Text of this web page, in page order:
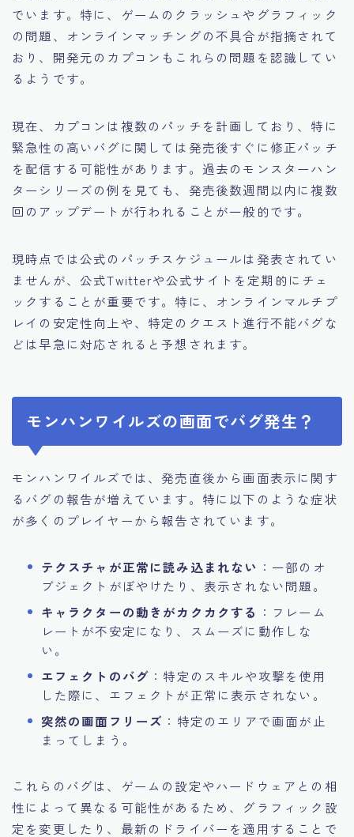
でいます。特に、ゲームのクラッシュやグラフィック
の問題、オンラインマッチングの不具合が指摘されて
おり、開発元のカプコンもこれらの問題を認識してい
るようです。
現在、カプコンは複数のパッチを計画しており、特に
緊急性の高いバグに関しては発売後すぐに修正パッチ
を配信する可能性があります。過去のモンスターハン
ターシリーズの例を見ても、発売後数週間以内に複数
回のアップデートが行われることが一般的です。
現時点では公式のパッチスケジュールは発表されてい
ませんが、公式Twitterや公式サイトを定期的にチェ
ックすることが重要です。特に、オンラインマルチプ
レイの安定性向上や、特定のクエスト進行不能バグな
どは早急に対応されると予想されます。
モンハンワイルズの画面でバグ発生？
モンハンワイルズでは、発売直後から画面表示に関す
るバグの報告が増えています。特に以下のような症状
が多くのプレイヤーから報告されています。
テクスチャが正常に読み込まれない ：一部のオ
ブジェクトがぼやけたり、表示されない問題。
キャラクターの動きがカクカクする ：フレーム
レートが不安定になり、スムーズに動作しな
い。
エフェクトのバグ ：特定のスキルや攻撃を使用
した際に、エフェクトが正常に表示されない。
突然の画面フリーズ ：特定のエリアで画面が止
まってしまう。
これらのバグは、ゲームの設定やハードウェアとの相
性によって異なる可能性があるため、グラフィック設
定を変更したり、最新のドライバーを適用することで